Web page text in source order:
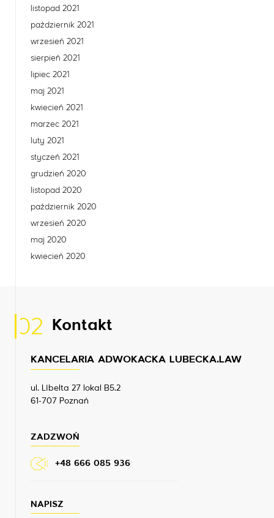
listopad 2021
październik 2021
wrzesień 2021
sierpień 2021
lipiec 2021
maj 2021
kwiecień 2021
marzec 2021
luty 2021
styczeń 2021
grudzień 2020
listopad 2020
październik 2020
wrzesień 2020
maj 2020
kwiecień 2020
02 Kontakt
KANCELARIA ADWOKACKA LUBECKA.LAW
ul. Libelta 27 lokal B5.2
61-707 Poznań
ZADZWOŃ
+48 666 085 936
NAPISZ